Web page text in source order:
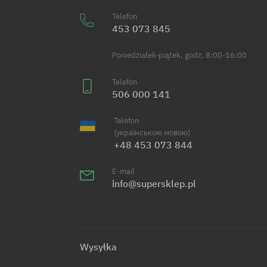
Telefon
453 073 845
Poniedziałek-piątek, godz. 8:00-16:00
Telefon
506 000 141
Telefon
(українською мовою)
+48 453 073 844
E-mail
info@supersklep.pl
Wysyłka